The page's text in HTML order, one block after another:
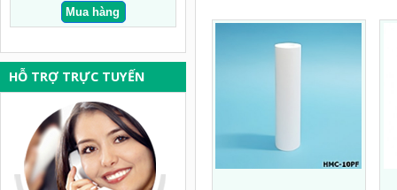
HỖ TRỢ TRỰC TUYẾN